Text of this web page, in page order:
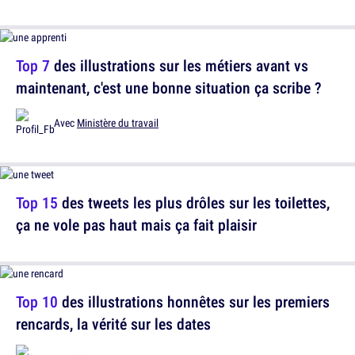
Top 15 des tweets les plus drôles sur les toilettes,
ça ne vole pas haut mais ça fait plaisir
Top 7 des illustrations sur les métiers avant vs
maintenant, c'est une bonne situation ça scribe ?
Avec Ministère du travail
Top 10 des illustrations honnêtes sur les premiers
rencards, la vérité sur les dates